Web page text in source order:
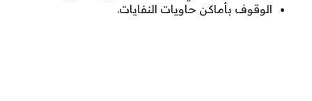
الوقوف بأماكن حاويات النفايات.